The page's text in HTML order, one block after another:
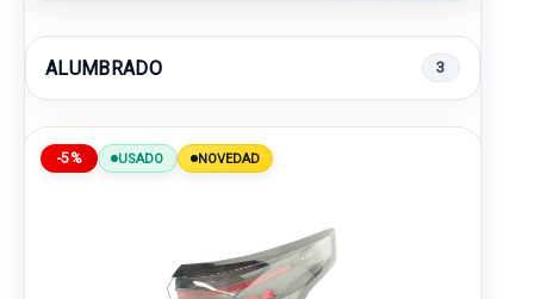
ALUMBRADO 3
-5% USADO NOVEDAD